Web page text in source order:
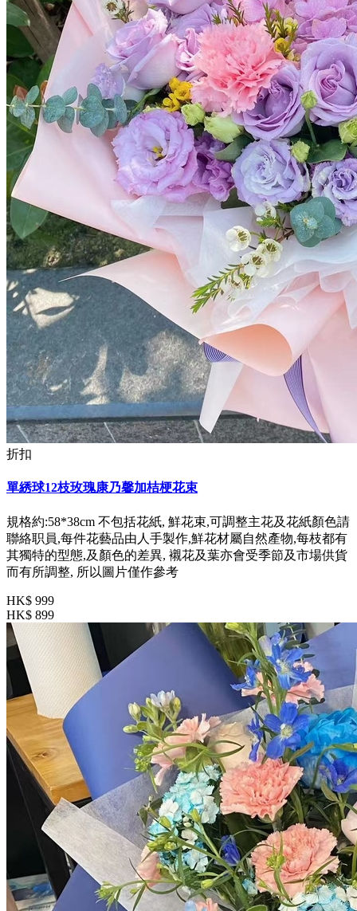
折扣
單綉球12枝玫瑰康乃馨加桔梗花束
規格約:58*38cm 不包括花紙, 鮮花束,可調整主花及花紙顏色請
聯絡职員,每件花藝品由人手製作,鮮花材屬自然產物,每枝都有
其獨特的型態,及顏色的差異, 襯花及葉亦會受季節及市場供貨
而有所調整, 所以圖片僅作參考
HK$ 999
HK$ 899